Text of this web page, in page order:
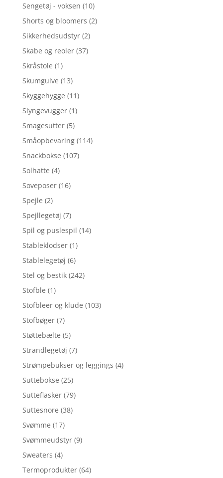
Sengetøj - voksen (10)
Shorts og bloomers (2)
Sikkerhedsudstyr (2)
Skabe og reoler (37)
Skråstole (1)
Skumgulve (13)
Skyggehygge (11)
Slyngevugger (1)
Smagesutter (5)
Småopbevaring (114)
Snackbokse (107)
Solhatte (4)
Soveposer (16)
Spejle (2)
Spejllegetøj (7)
Spil og puslespil (14)
Stableklodser (1)
Stablelegetøj (6)
Stel og bestik (242)
Stofble (1)
Stofbleer og klude (103)
Stofbøger (7)
Støttebælte (5)
Strandlegetøj (7)
Strømpebukser og leggings (4)
Suttebokse (25)
Sutteflasker (79)
Suttesnore (38)
Svømme (17)
Svømmeudstyr (9)
Sweaters (4)
Termoprodukter (64)